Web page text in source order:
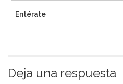
Entérate
Deja una respuesta